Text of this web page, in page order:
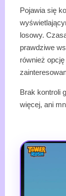
Pojawia się
losowy.
prawdziwe
również
Brak kontroli
więcej, ani